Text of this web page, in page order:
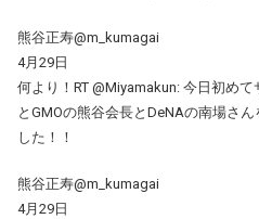
熊谷正寿@m_kumagai
4月29日
何より！RT @Miyamakun: 今日初め
とGMOの熊谷会長とDeNAの南場さ
した！！
熊谷正寿@m_kumagai
4月29日